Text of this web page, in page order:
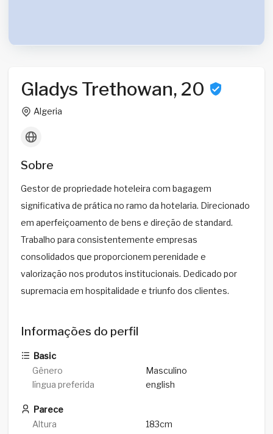
Gladys Trethowan, 20
Algeria
Sobre
Gestor de propriedade hoteleira com bagagem
significativa de prática no ramo da hotelaria. Direcionado
em aperfeiçoamento de bens e direção de standard.
Trabalho para consistentemente empresas
consolidados que proporcionem perenidade e
valorização nos produtos institucionais. Dedicado por
supremacia em hospitalidade e triunfo dos clientes.
Informações do perfil
Basic
Gênero
Masculino
língua preferida
english
Parece
Altura
183cm